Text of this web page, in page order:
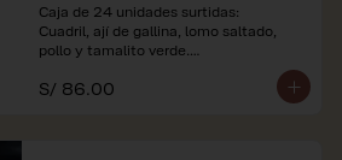
Caja de 24 unidades surtidas:
Cuadril, ají de gallina, lomo saltado,
pollo y tamalito verde.
*Nuestros precios están expresados en
S/ 86.00